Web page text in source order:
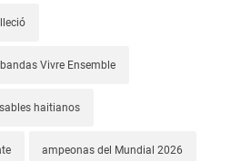
Vivre Ensemble
haitianos
ampeonas del Mundial 2026